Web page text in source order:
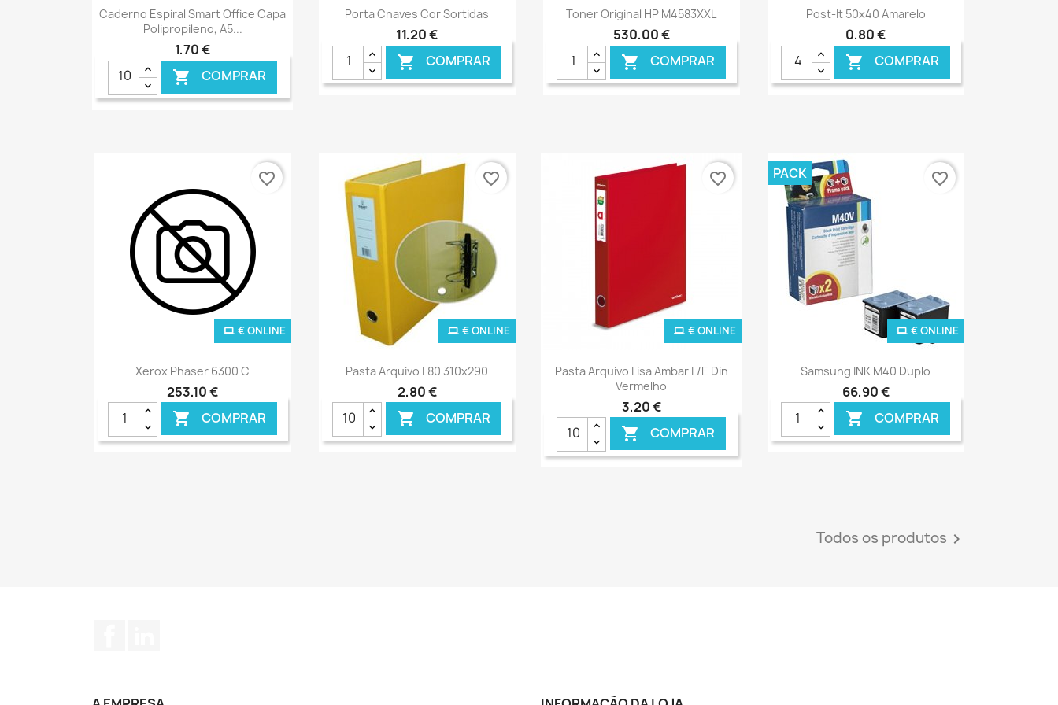
 Ver+
Caderno Espiral Smart Office Capa
Polipropileno, A5...
1,70 €
 COMPRAR
Ver+
Porta Chaves Cor Sortidas
11,20 €
 COMPRAR
Ver+
Toner Original HP M4583XXL
530,00 €
 COMPRAR
Ver+
Post-It 50x40 Amarelo
0,80 €
 COMPRAR
Ver+
Xerox Phaser 6300 C
253,10 €
 COMPRAR
€ ONLINE
favorite_border
Ver+
Pasta Arquivo L80 310x290
2,80 €
 COMPRAR
€ ONLINE
favorite_border
 Ver+
Pasta Arquivo Lisa Ambar L/E Din
Vermelho
3,20 €
 COMPRAR
€ ONLINE
favorite_border
Ver+
Samsung INK M40 Duplo
66,90 €
 COMPRAR
€ ONLINE
PACK favorite_border
Todos os produtos 